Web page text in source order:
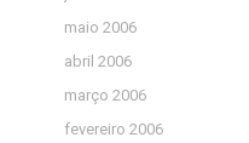
maio 2006
abril 2006
março 2006
fevereiro 2006